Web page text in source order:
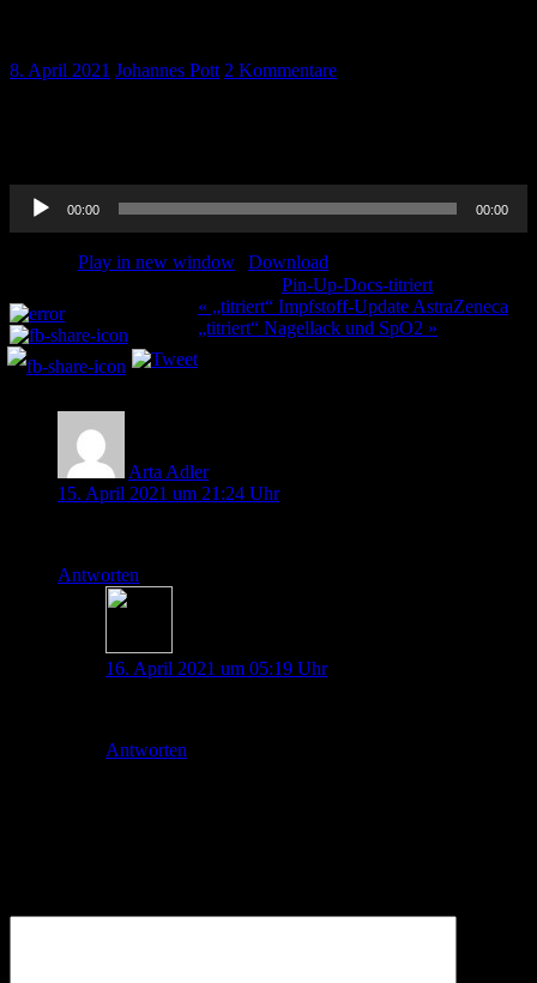
8. April 2021 Johannes Pott 2 Kommentare
Audio-
Player
00:00 00:00
Play in new window
Download
Pin-Up-Docs-titriert
Beitragsnavigation« „titriert“ Impfstoff-Update AstraZeneca
„titriert“ Nagellack und SpO2 »
Arta Adler
15. April 2021 um 21:24 Uhr
Antworten
16. April 2021 um 05:19 Uhr
Antworten